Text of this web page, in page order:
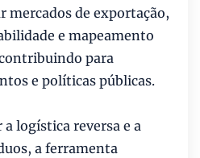
mercados de exportação,
e mapeamento
para
e políticas públicas.
logística reversa e a
a ferramenta